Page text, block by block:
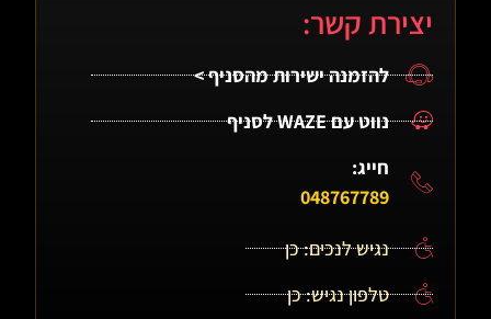
יצירת קשר:
להזמנה ישירות מהסניף >
נווט עם WAZE לסניף
חייג:
048767789
נגיש לנכים: כן
טלפון נגיש: כן